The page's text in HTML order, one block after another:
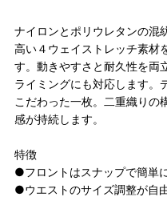
ナイロンとポリウレタンの混
高い４ウェイストレッチ素材
す。動きやすさと耐久性を両
ライミングにも対応します。
こだわった一枚。二重織りの
感が持続します。
特徴
●フロントはスナップで簡単
●ウエストのサイズ調整が自